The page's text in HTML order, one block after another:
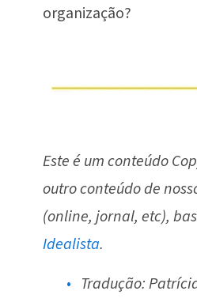
organização?
Este é um conteúdo
outro conteúdo de
(online, jornal, etc),
Idealista.
Tradução: